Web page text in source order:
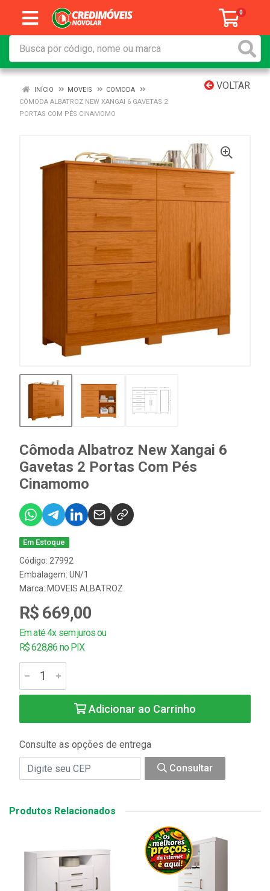
0
VOLTAR
INÍCIO MOVEIS
COMODA
CÔMODA ALBATROZ NEW XANGAI 6 GAVETAS 2
PORTAS COM PÉS CINAMOMO
Cômoda Albatroz New Xangai 6
Gavetas 2 Portas Com Pés
Cinamomo
Em Estoque
Código: 27992
Embalagem: UN/1
Marca: MOVEIS ALBATROZ
R$ 669,00
Em até 4x sem juros ou
R$ 628,86 no PIX
Adicionar ao Carrinho
Consulte as opções de entrega
Consultar
Produtos Relacionados